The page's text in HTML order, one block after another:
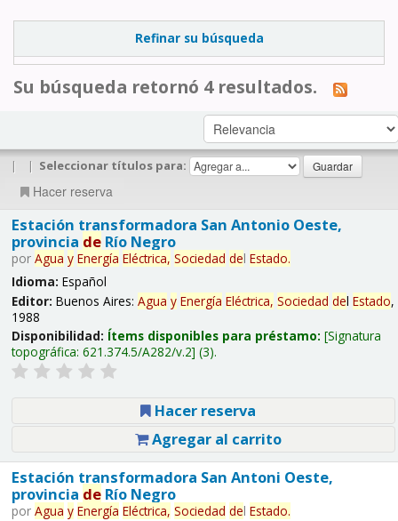
Refinar su búsqueda
Su búsqueda retornó 4 resultados.
| | Seleccionar títulos para:
Hacer reserva
Estación transformadora San Antonio Oeste,
provincia deRío Negro
por Agua y Energía Eléctrica, Sociedad del Estado.
Idioma: Español
Editor: Buenos Aires: Agua y Energía Eléctrica, Sociedad del Estado,
1988
Disponibilidad: Ítems disponibles para préstamo: Signatura
topográfica: 621.374.5/A282/v.2 (3).
Hacer reserva
Agregar al carrito
Estación transformadora San Antoni Oeste,
provincia deRío Negro
por Agua y Energía Eléctrica, Sociedad del Estado.